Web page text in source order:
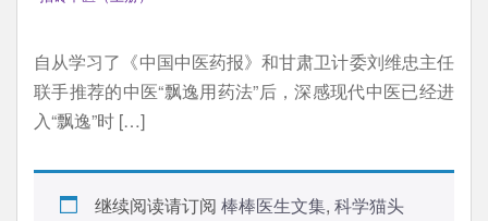
自从学习了《中国中医药报》和甘肃卫计委刘维忠主任
联手推荐的中医“飘逸用药法”后，深感现代中医已经进
入“飘逸”时 […]
继续阅读请订阅 棒棒医生文集, 科学猫头